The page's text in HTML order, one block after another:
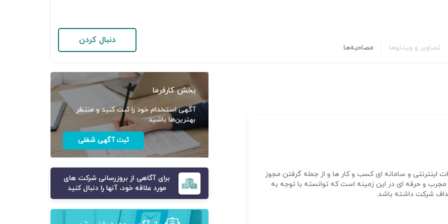
تصاویر و ویدئوها مصاحبه‌ها
دنبال کردن
در حوزه خدمات اینترنتی و سامانه ای کسب و کار ها و از جمله گرفتن مجوز
مجرب و حرفه ای در این زمینه است که توانسته با توجه به
شرکت داشته باشد.
بخش کارفرما
آگهی استخدام خود را ثبت کنید و منتظر
بهترین‌ها باشید
ثبت آگهی شغلی
برای آگاهی از بروزرسانی شرکت های
مورد علاقه خود، آنها را دنبال کنید